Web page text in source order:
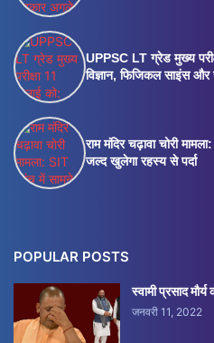
UPPSC LT ग्रेड मुख्य
विज्ञान, फिजिकल साइंस और
राम मंदिर चढ़ावा चोरी
जल्द खुलेगा रहस्य से पर्दा
POPULAR POSTS
स्वामी प्रसाद
जनवरी 11, 2022